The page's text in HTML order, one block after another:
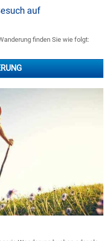
auf
finden Sie wie folgt: